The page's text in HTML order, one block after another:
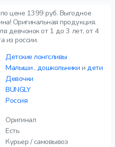
цене 1399 руб. Выгодное
Оригинальная продукция.
девчонок от 1 до 3 лет, от 4
из россии.
Детские лонгсливы
Малыши , дошкольники и дети
Девочки
BUNGLY
Россия
Оригинал
Есть
Курьер / самовывоз